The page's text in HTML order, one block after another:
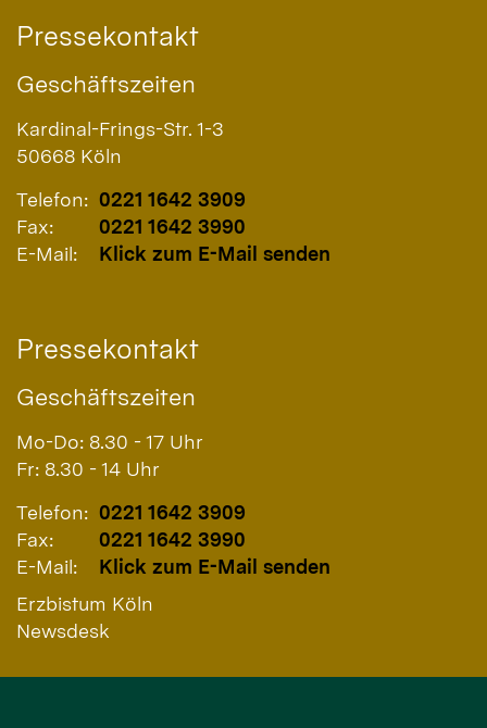
Pressekontakt
Geschäftszeiten
Kardinal-Frings-Str. 1-3
50668 Köln
Telefon: 0221 1642 3909
Fax:
0221 1642 3990
E-Mail:
Klick zum E-Mail senden
Pressekontakt
Geschäftszeiten
Mo-Do: 8.30 - 17 Uhr
Fr: 8.30 - 14 Uhr
Telefon: 0221 1642 3909
Fax:
0221 1642 3990
E-Mail:
Klick zum E-Mail senden
Erzbistum Köln
Newsdesk